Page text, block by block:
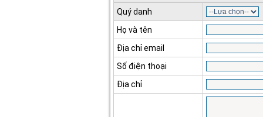
Quý danh
Họ và tên
Địa chỉ email
Số điện thoại
Địa chỉ